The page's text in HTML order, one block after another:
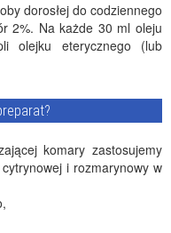
dorosłej do codziennego
2%. Na każde 30 ml oleju
olejku eterycznego (lub
komary zastosujemy
i rozmarynowy w